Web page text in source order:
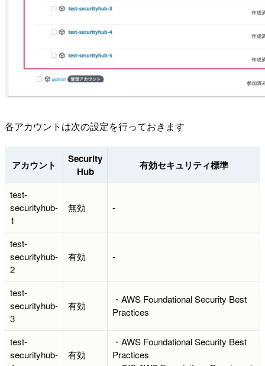
各アカウントは次の設定を行っておきます
アカウント
Security
Hub
有効セキュリティ標準
test-
securityhub-
1
無効 -
test-
securityhub-
2
有効 -
test-
securityhub-
3
有効
・AWS Foundational Security Best
Practices
test-
securityhub-
有効
・AWS Foundational Security Best
Practices